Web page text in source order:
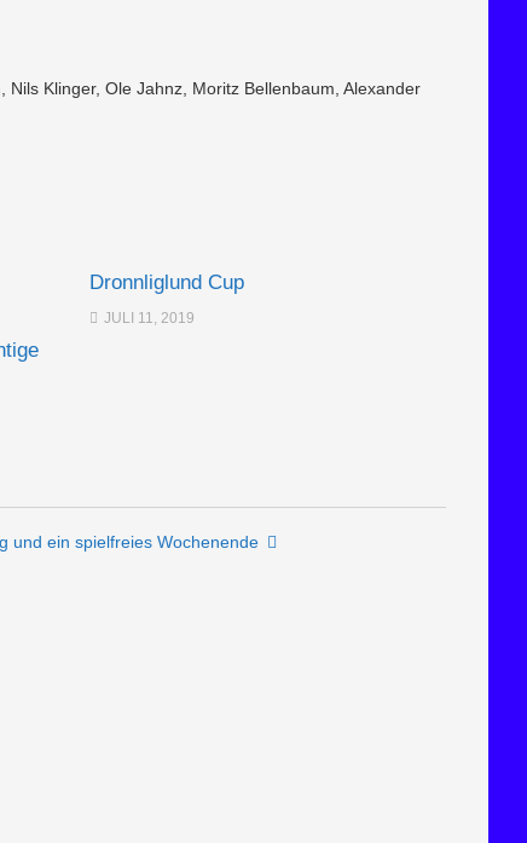
Klinger, Ole Jahnz, Moritz Bellenbaum, Alexander
Dronnliglund Cup
JULI 11, 2019
und ein spielfreies Wochenende